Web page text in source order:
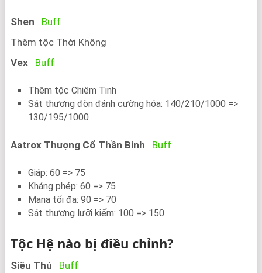
Shen
Buff
Thêm tộc Thời Không
Vex
Buff
Thêm tộc Chiêm Tinh
Sát thương đòn đánh cường hóa: 140/210/1000 =>
130/195/1000
Aatrox Thượng Cổ Thần Binh Buff
Giáp: 60 => 75
Kháng phép: 60 => 75
Mana tối đa: 90 => 70
Sát thương lưỡi kiếm: 100 => 150
Tộc Hệ nào bị điều chỉnh?
Siêu Thú Buff